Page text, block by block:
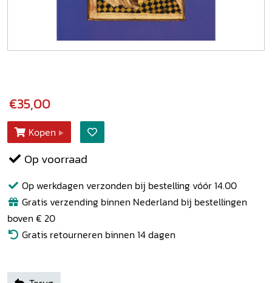
€35,00
Kopen
Op voorraad
Op werkdagen verzonden bij bestelling vóór 14.00
Gratis verzending binnen Nederland bij bestellingen
boven € 20
Gratis retourneren binnen 14 dagen